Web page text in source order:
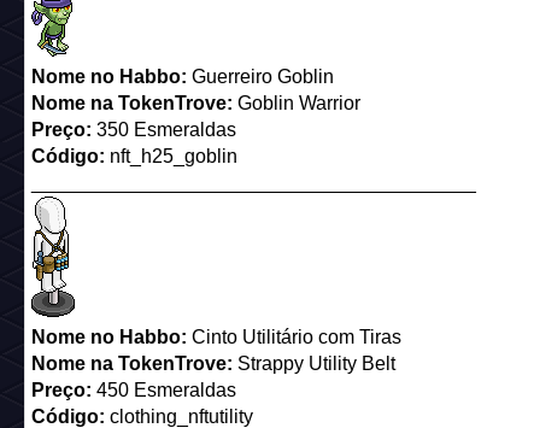
Nome no Habbo: Guerreiro Goblin
Nomena TokenTrove: Goblin Warrior
Preço: 350 Esmeraldas
Código: nft_h25_goblin
Nome no Habbo: Cinto Utilitário com Tiras
Nomena TokenTrove: Strappy Utility Belt
Preço: 450 Esmeraldas
Código: clothing_nftutility